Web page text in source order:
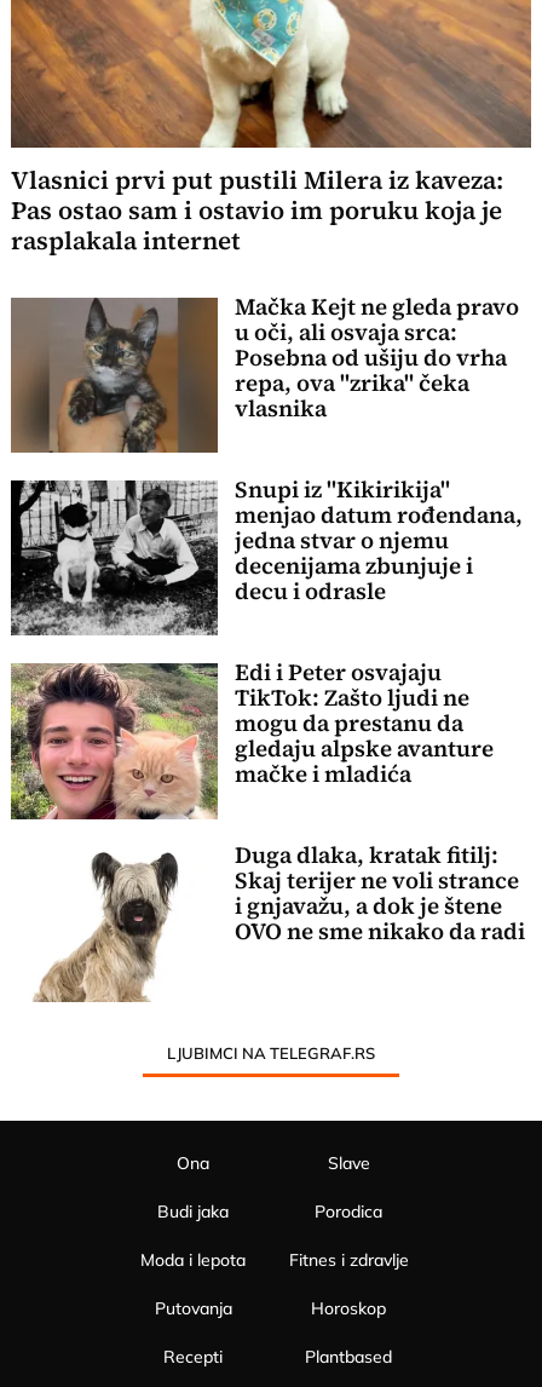
Vlasnici prvi put pustili Milera iz kaveza:
Pas ostao sam i ostavio im poruku koja je
rasplakala internet
Mačka Kejt ne gleda pravo
u oči, ali osvaja srca:
Posebna od ušiju do vrha
repa, ova "zrika" čeka
vlasnika
Snupi iz "Kikirikija"
menjao datum rođendana,
jedna stvar o njemu
decenijama zbunjuje i
decu i odrasle
Edi i Peter osvajaju
TikTok: Zašto ljudi ne
mogu da prestanu da
gledaju alpske avanture
mačke i mladića
Duga dlaka, kratak fitilj:
Skaj terijer ne voli strance
i gnjavažu, a dok je štene
OVO ne sme nikako da radi
LJUBIMCI NA TELEGRAF.RS
Ona
Budi jaka
Moda i lepota
Slave
Porodica
Fitnes i zdravlje
Putovanja
Recepti
Horoskop
Plantbased